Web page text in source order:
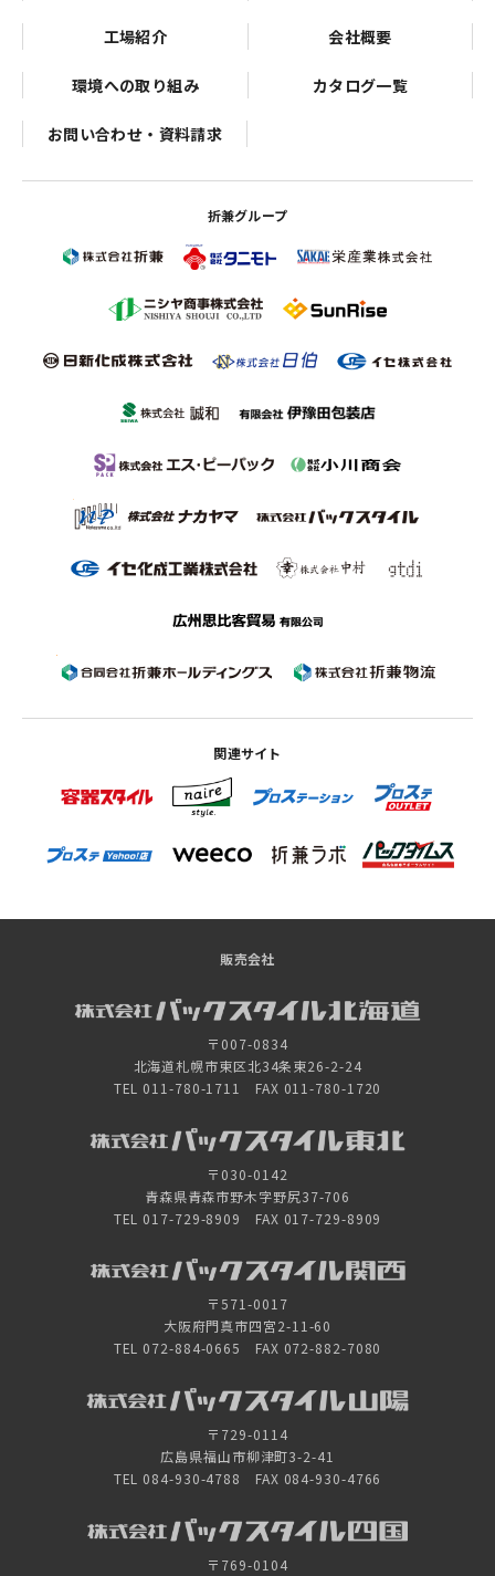
工場紹介 会社概要
環境への取り組み カタログ一覧
お問い合わせ・資料請求
折兼グループ
関連サイト
販売会社
〒007-0834
北海道札幌市東区北34条東26-2-24
TEL 011-780-1711 FAX 011-780-1720
〒030-0142
青森県青森市野木字野尻37-706
TEL 017-729-8909 FAX 017-729-8909
〒571-0017
大阪府門真市四宮2-11-60
TEL 072-884-0665 FAX 072-882-7080
〒729-0114
広島県福山市柳津町3-2-41
TEL 084-930-4788 FAX 084-930-4766
〒769-0104